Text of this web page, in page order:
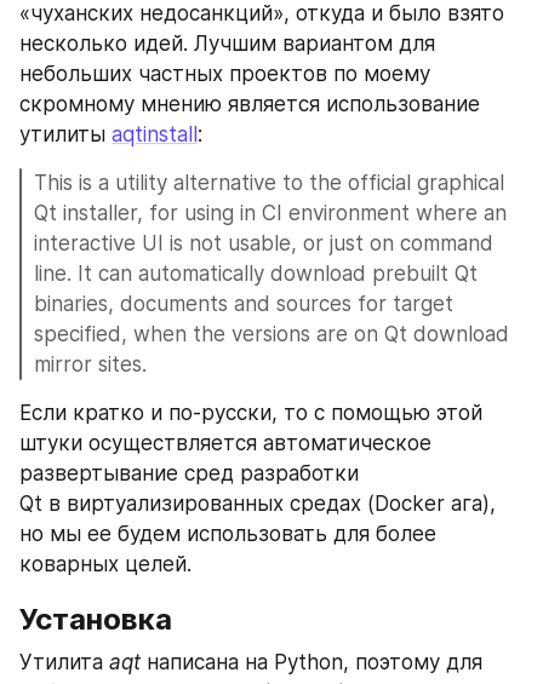
«чуханских недосанкций», откуда и было взято
несколько идей. Лучшим вариантом для
небольших частных проектов по моему
скромному мнению является использование
утилиты aqtinstall :
This is a utility alternative to the official graphical
Qt installer, for using in CI environment where an
interactive UI is not usable, or just on command
line. It can automatically download prebuilt Qt
binaries, documents and sources for target
specified, when the versions are on Qt download
mirror sites.
Если кратко и по-русски, то с помощью этой
штуки осуществляется автоматическое
развертывание сред разработки
Qt в виртуализированных средах (Docker ага),
но мы ее будем использовать для более
коварных целей.
Установка
Утилита aqt написана на Python, поэтому для